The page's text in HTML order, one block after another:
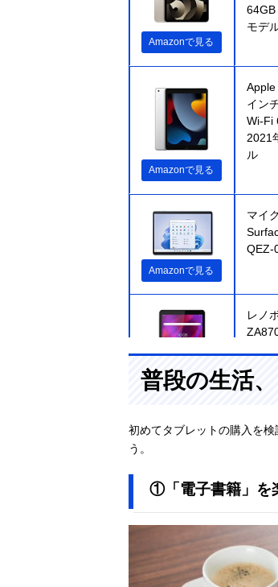
Amazonで見る
64GB
モデ
Amazonで見る
Apple
イン
Wi-Fi
2021
ル
Amazonで見る
マイ
QEZ-
レノ
Amazonで見る
普段の生活
初めてタブレットの購入を
う。
①「電子書籍」を